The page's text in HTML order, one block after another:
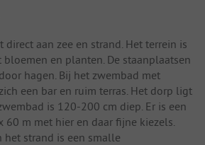
aan zee en strand. Het terrein is
en planten. De staanplaatsen
hagen. Bij het zwembad met
een bar en ruim terras. Het dorp ligt
is 120-200 cm diep. Er is een
60 m met hier en daar fijne kiezels.
het strand is een smalle